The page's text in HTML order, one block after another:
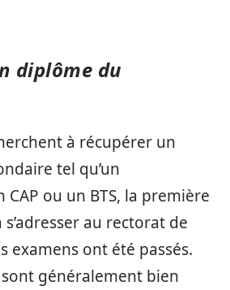
diplôme du
à récupérer un
tel qu’un
CAP ou un BTS, la première
au rectorat de
examens ont été passés.
généralement bien